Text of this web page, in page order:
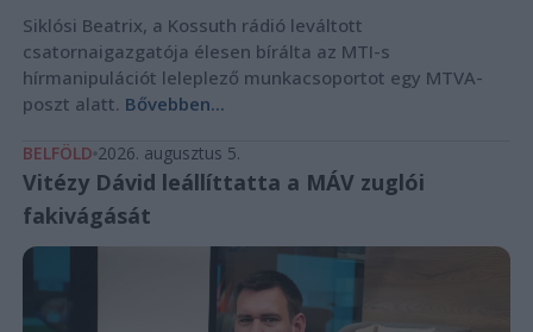
Siklósi Beatrix, a Kossuth rádió leváltott
csatornaigazgatója élesen bírálta az MTI-s
hírmanipulációt leleplező munkacsoportot egy MTVA-
poszt alatt. Bővebben...
BELFÖLD 2026. augusztus 5.
Vitézy Dávid leállíttatta a MÁV zuglói
fakivágását